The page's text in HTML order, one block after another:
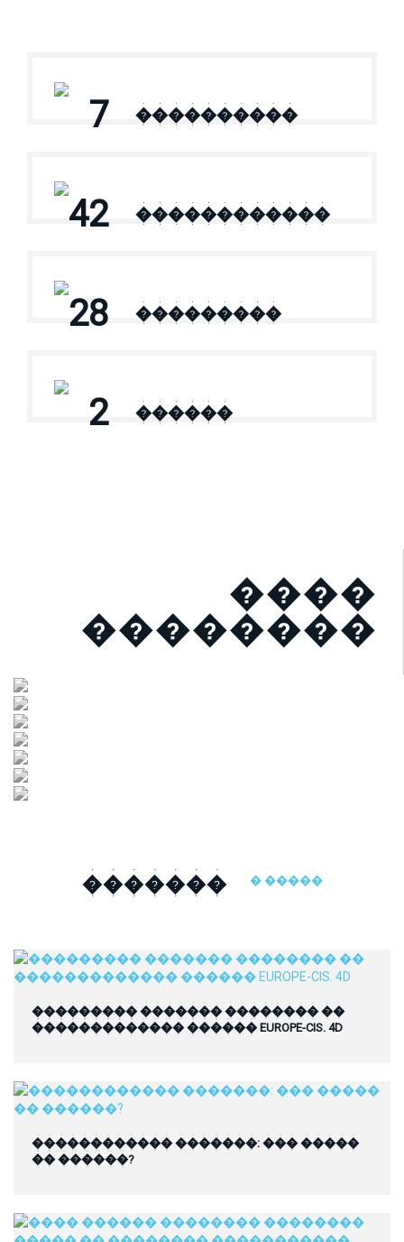
7 ����������
42 ������������
28 ���������
2 ������
����
��������
������� � �����
��������� ������� �������� ��
������������� ������ EUROPE-CIS. 4D
������������ �������: ��� �����
�� ������?